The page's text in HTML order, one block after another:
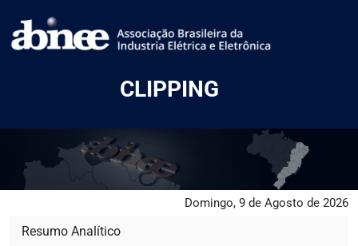
CLIPPING
Domingo, 9 de Agosto de 2026
Resumo Analítico